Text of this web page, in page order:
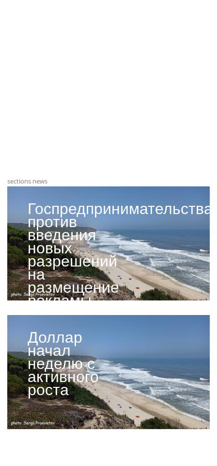
sections news
Госпредпринимательства
против
введения
новых
разрешений
на
размещение
рекламы
Доллар
начал
неделю с
активного
роста